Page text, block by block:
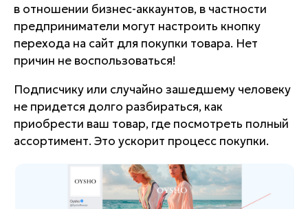
в отношении бизнес-аккаунтов, в частности
предприниматели могут настроить кнопку
перехода на сайт для покупки товара. Нет
причин не воспользоваться!
Подписчику или случайно зашедшему человеку
не придется долго разбираться, как
приобрести ваш товар, где посмотреть полный
ассортимент. Это ускорит процесс покупки.